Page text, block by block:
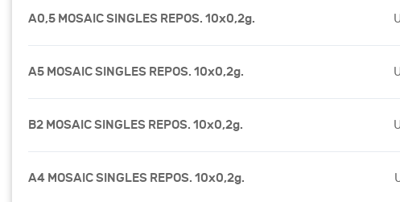
A0,5 MOSAIC SINGLES REPOS. 10x0,2g.
A5 MOSAIC SINGLES REPOS. 10x0,2g.
B2 MOSAIC SINGLES REPOS. 10x0,2g.
A4 MOSAIC SINGLES REPOS. 10x0,2g.